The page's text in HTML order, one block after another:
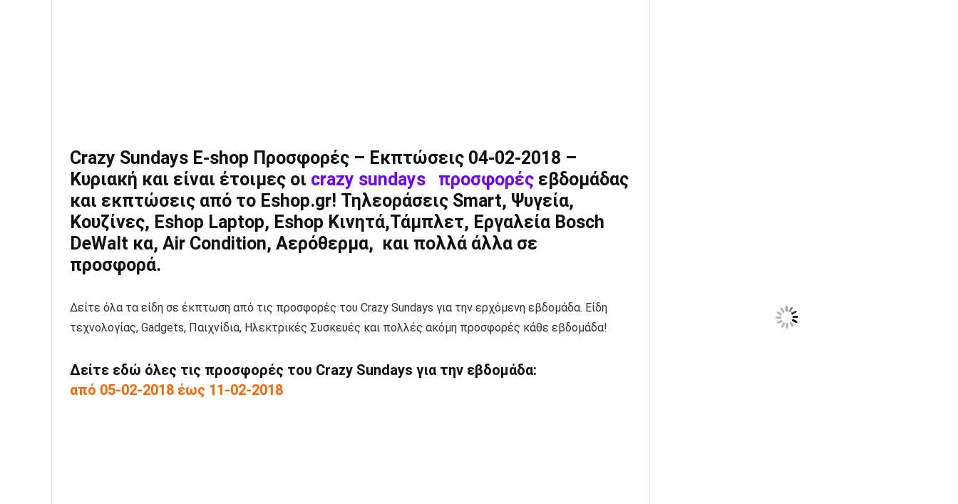
Crazy Sundays E-shop Προσφορές – Εκπτώσεις 04-02-2018 –
Κυριακή και είναι έτοιμες οι crazy sundays προσφορές εβδομάδας
και εκπτώσεις από το Eshop.gr! Τηλεοράσεις Smart, Ψυγεία,
Κουζίνες, Eshop Laptop, Eshop Κινητά,Τάμπλετ, Εργαλεία Bosch
DeWalt κα, Air Condition, Αερόθερμα, και πολλά άλλα σε
προσφορά.
Δείτε όλα τα είδη σε έκπτωση από τις προσφορές του Crazy Sundays για την ερχόμενη εβδομάδα. Είδη
τεχνολογίας, Gadgets, Παιχνίδια, Ηλεκτρικές Συσκευές και πολλές ακόμη προσφορές κάθε εβδομάδα!
Δείτε εδώ όλες τις προσφορές του Crazy Sundays για την εβδομάδα:
από 05-02-2018 έως 11-02-2018